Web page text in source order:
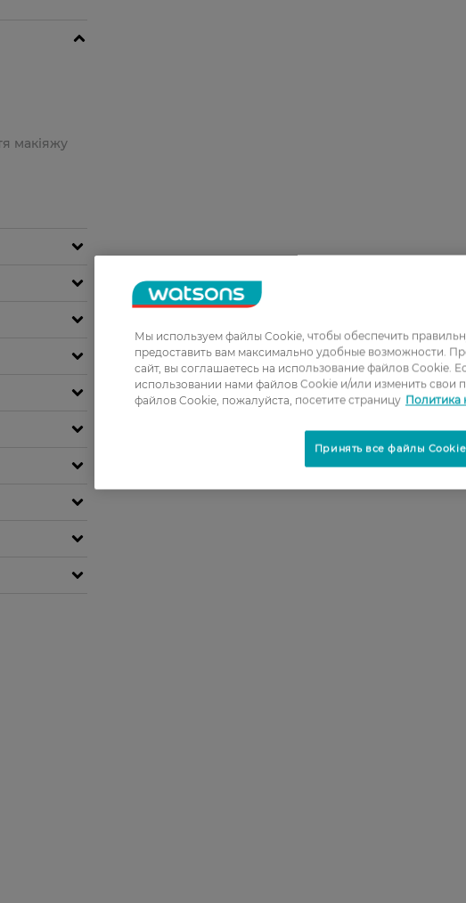
Мы используем файлы Cookie, чтобы обеспечить
предоставить вам максимально удобные возможности.
сайт, вы соглашаетесь на использование файлов Cookie.
использовании нами файлов Cookie и/или изменить свои
файлов Cookie, пожалуйста, посетите страницу Политика
Принять все файлы Cookie